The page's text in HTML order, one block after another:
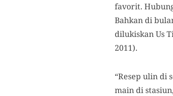
favorit.
Bahkan di
dilukiskan Us
2011).
“Resep ulin di
main di